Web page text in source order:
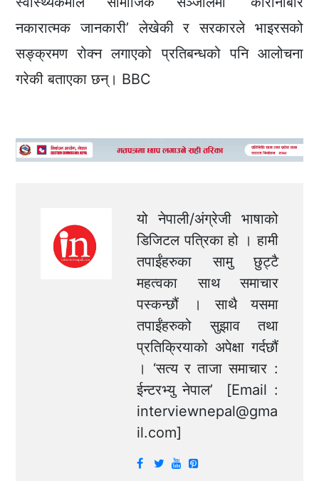
नकारात्मक जानकारी’ लेखेकी र सरकारले भाइरसको
सङ्क्रमण रोक्न लगाएको प्रतिबन्धको पनि आलोचना
गरेकी बताएका छन्। BBC
यो नेपाली/अंग्रेजी भाषाको
डिजिटल पत्रिका हो । हामी
तपाईंहरुका सामु छुट्टै
महत्वका साथ समाचार
पस्कन्छौं । साथै यसमा
तपाईंहरुको सुझाव तथा
प्रतिक्रियाको अपेक्षा गर्दछौं
। ‘सत्य र ताजा समाचार :
ईन्टरभ्यु नेपाल’ [Email :
interviewnepal@gma
il.com]